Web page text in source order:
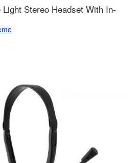
Stereo Headset With In-